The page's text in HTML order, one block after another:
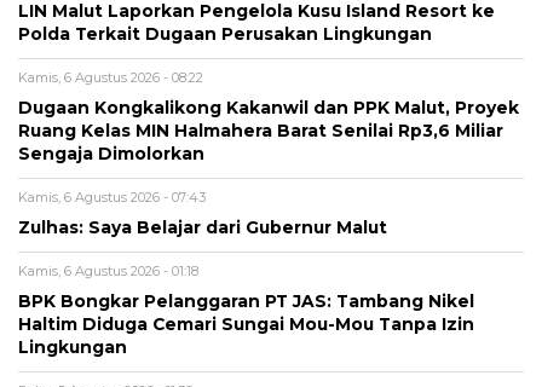
LIN Malut Laporkan Pengelola Kusu Island Resort ke
Polda Terkait Dugaan Perusakan Lingkungan
Kamis, 6 Agustus 2026 - 08:22
Dugaan Kongkalikong Kakanwil dan PPK Malut, Proyek
Ruang Kelas MIN Halmahera Barat Senilai Rp3,6 Miliar
Sengaja Dimolorkan
Kamis, 6 Agustus 2026 - 07:43
Zulhas: Saya Belajar dari Gubernur Malut
Kamis, 6 Agustus 2026 - 01:18
BPK Bongkar Pelanggaran PT JAS: Tambang Nikel
Haltim Diduga Cemari Sungai Mou-Mou Tanpa Izin
Lingkungan